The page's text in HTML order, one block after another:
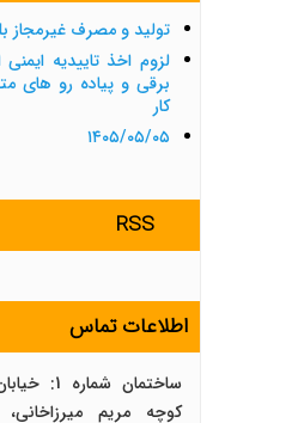
تولید و مصرف غیرمجاز
لزوم اخذ تاییدیه
برقی و پیاده رو های
کار
۱۴۰۵/۰۵/۰۵
RSS
اطلاعات تماس
ساختمان
کوچه مریم